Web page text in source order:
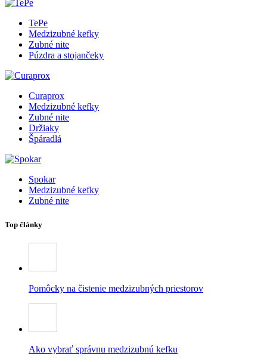
TePe
Medzizubné kefky
Zubné nite
Púzdra a stojančeky
Curaprox
Medzizubné kefky
Zubné nite
Držiaky
Špáradlá
Spokar
Medzizubné kefky
Zubné nite
Top články
Pomôcky na čistenie medzizubných priestorov
Ako vybrať správnu medzizubnú kefku